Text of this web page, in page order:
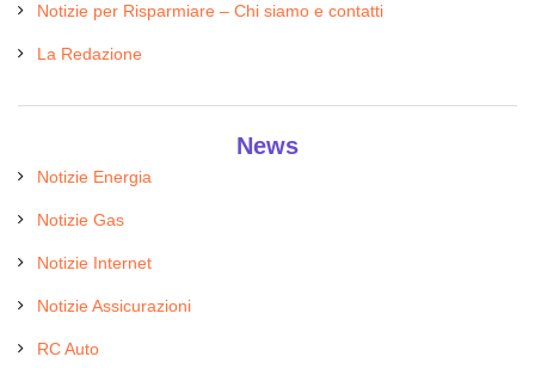
Notizie per Risparmiare – Chi siamo e contatti
La Redazione
News
Notizie Energia
Notizie Gas
Notizie Internet
Notizie Assicurazioni
RC Auto